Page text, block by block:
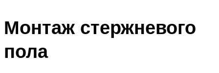
Монтаж стержневого
пола